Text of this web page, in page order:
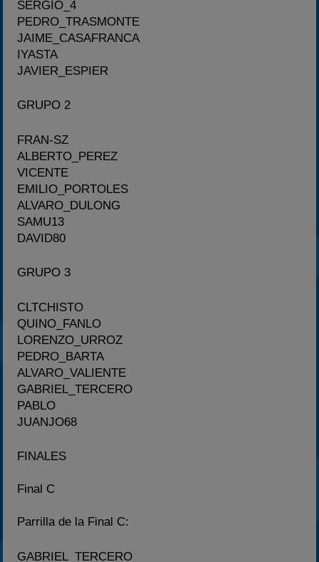
SERGIO_4
PEDRO_TRASMONTE
JAIME_CASAFRANCA
IYASTA
JAVIER_ESPIER
GRUPO 2
FRAN-SZ
ALBERTO_PEREZ
VICENTE
EMILIO_PORTOLES
ALVARO_DULONG
SAMU13
DAVID80
GRUPO 3
CLTCHISTO
QUINO_FANLO
LORENZO_URROZ
PEDRO_BARTA
ALVARO_VALIENTE
GABRIEL_TERCERO
PABLO
JUANJO68
FINALES
Final C
Parrilla de la Final C:
GABRIEL_TERCERO